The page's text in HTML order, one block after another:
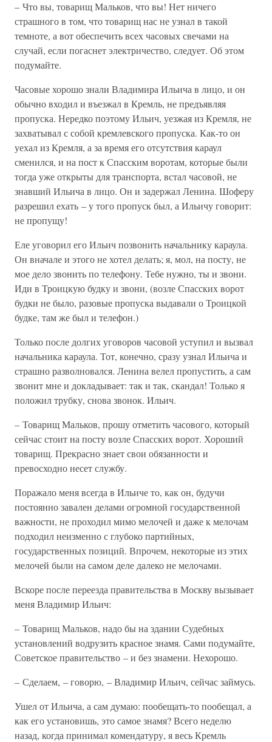
– Что вы, товарищ Мальков, что вы! Нет ничего
страшного в том, что товарищ нас не узнал в такой
темноте, а вот обеспечить всех часовых свечами на
случай, если погаснет электричество, следует. Об этом
подумайте.
Часовые хорошо знали Владимира Ильича в лицо, и он
обычно входил и въезжал в Кремль, не предъявляя
пропуска. Нередко поэтому Ильич, уезжая из Кремля, не
захватывал с собой кремлевского пропуска. Как-то он
уехал из Кремля, а за время его отсутствия караул
сменился, и на пост к Спасским воротам, которые были
тогда уже открыты для транспорта, встал часовой, не
знавший Ильича в лицо. Он и задержал Ленина. Шоферу
разрешил ехать – у того пропуск был, а Ильичу говорит:
не пропущу!
Еле уговорил его Ильич позвонить начальнику караула.
Он вначале и этого не хотел делать; я, мол, на посту, не
мое дело звонить по телефону. Тебе нужно, ты и звони.
Иди в Троицкую будку и звони, (возле Спасских ворот
будки не было, разовые пропуска выдавали о Троицкой
будке, там же был и телефон.)
Только после долгих уговоров часовой уступил и вызвал
начальника караула. Тот, конечно, сразу узнал Ильича и
страшно разволновался. Ленина велел пропустить, а сам
звонит мне и докладывает: так и так, скандал! Только я
положил трубку, снова звонок. Ильич.
– Товарищ Мальков, прошу отметить часового, который
сейчас стоит на посту возле Спасских ворот. Хороший
товарищ. Прекрасно знает свои обязанности и
превосходно несет службу.
Поражало меня всегда в Ильиче то, как он, будучи
постоянно завален делами огромной государственной
важности, не проходил мимо мелочей и даже к мелочам
подходил неизменно с глубоко партийных,
государственных позиций. Впрочем, некоторые из этих
мелочей были на самом деле далеко не мелочами.
Вскоре после переезда правительства в Москву вызывает
меня Владимир Ильич:
– Товарищ Мальков, надо бы на здании Судебных
установлений водрузить красное знамя. Сами подумайте,
Советское правительство – и без знамени. Нехорошо.
– Сделаем, – говорю, – Владимир Ильич, сейчас займусь.
Ушел от Ильича, а сам думаю: пообещать-то пообещал, а
как его установишь, это самое знамя? Всего неделю
назад, когда принимал комендатуру, я весь Кремль